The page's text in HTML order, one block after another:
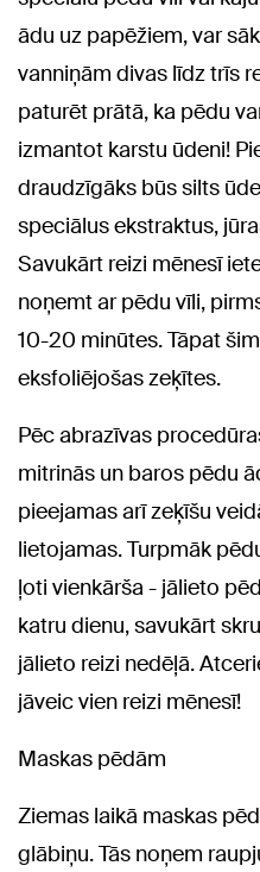
ādu uz papēžiem, var
vanniņām divas līdz trīs
paturēt prātā, ka pēdu
izmantot karstu ūdeni!
draudzīgāks būs silts
speciālus ekstraktus,
Savukārt reizi mēnesī
noņemt ar pēdu vīli,
10-20 minūtes. Tāpat
eksfoliējošas zeķītes.
Pēc abrazīvas
mitrinās un baros pēdu
pieejamas arī zeķīšu
lietojamas. Turpmāk
ļoti vienkārša - jālieto
katru dienu, savukārt
jālieto reizi nedēļā.
jāveic vien reizi mēnesī!
Maskas pēdām
Ziemas laikā maskas
glābiņu. Tās noņem